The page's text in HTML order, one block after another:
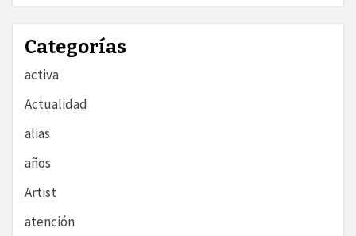
Categorías
activa
Actualidad
alias
años
Artist
atención